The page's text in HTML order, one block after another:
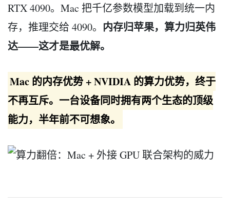
RTX 4090。Mac 把千亿参数模型加载到统一内
存，推理交给 4090。 内存归苹果，算力归英伟
达——这才是最优解。
Mac 的内存优势 + NVIDIA 的算力优势，终于
不再互斥。一台设备同时拥有两个生态的顶级
能力，半年前不可想象。